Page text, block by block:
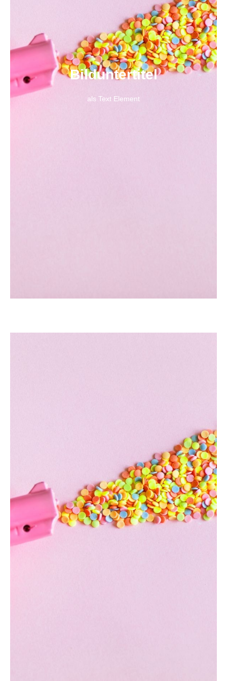
Bild­unter­titel
als Text Element